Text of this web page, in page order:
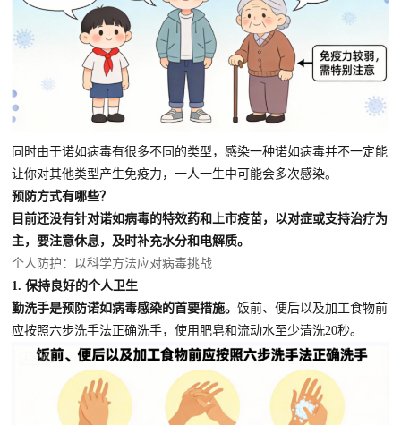
同时由于诺如病毒有很多不同的类型，感染一种诺如病毒并不一定能
让你对其他类型产生免疫力，一人一生中可能会多次感染。
预防方式有哪些？
目前还没有针对诺如病毒的特效药和上市疫苗，以对症或支持治疗为
主，要注意休息，及时补充水分和电解质。
个人防护：以科学方法应对病毒挑战
1. 保持良好的个人卫生
勤洗手是预防诺如病毒感染的首要措施。饭前、便后以及加工食物前
应按照六步洗手法正确洗手，使用肥皂和流动水至少清洗20秒。